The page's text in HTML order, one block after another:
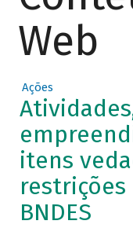
Web
Ações
itens
BNDES